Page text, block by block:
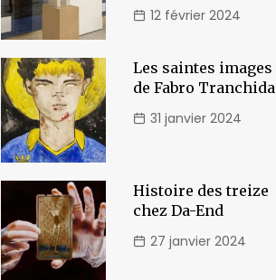
12 février 2024
Les saintes images
de Fabro Tranchida
31 janvier 2024
Histoire des treize
chez Da-End
27 janvier 2024